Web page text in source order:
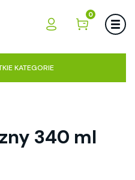
0
KATEGORIE
340 ml